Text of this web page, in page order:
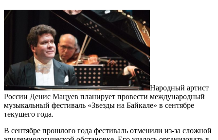
Народный артист
России Денис Мацуев планирует провести международный
музыкальный фестиваль «Звезды на Байкале» в сентябре
текущего года.
В сентябре прошлого года фестиваль отменили из-за сложной